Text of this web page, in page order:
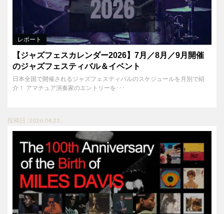
レポート
【ジャズフェスカレンダー2026】7月／8月／9月開催
のジャズフェスティバル＆イベント
日本全国で開催されるジャズフェスティバルのスケジュールを月別で紹
介！ アマチュア演奏家のエントリーを･･･
投稿日 : 2026.04.21